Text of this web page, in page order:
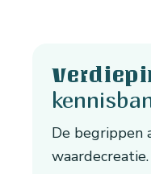
De begrippen
waardecreatie.